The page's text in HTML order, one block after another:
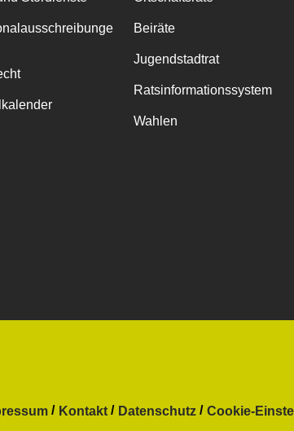
Beiräte
Jugendstadtrat
Ratsinformationssystem
Wahlen
Kontakt Datenschutz Cookie-